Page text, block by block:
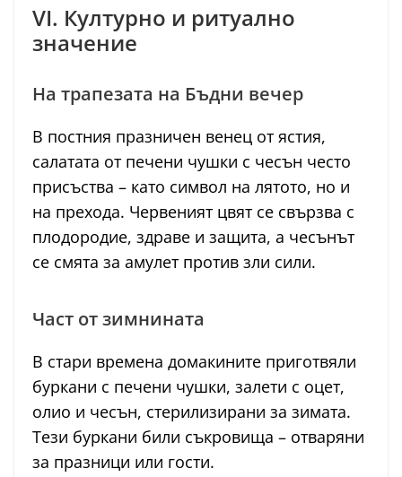
VI. Културно и ритуално
значение
На трапезата на Бъдни вечер
В постния празничен венец от ястия,
салатата от печени чушки с чесън често
присъства – като символ на лятото, но и
на прехода. Червеният цвят се свързва с
плодородие, здраве и защита, а чесънът
се смята за амулет против зли сили.
Част от зимнината
В стари времена домакините приготвяли
буркани с печени чушки, залети с оцет,
олио и чесън, стерилизирани за зимата.
Тези буркани били съкровища – отваряни
за празници или гости.